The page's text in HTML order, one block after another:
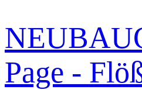
NEUBAU
Page -